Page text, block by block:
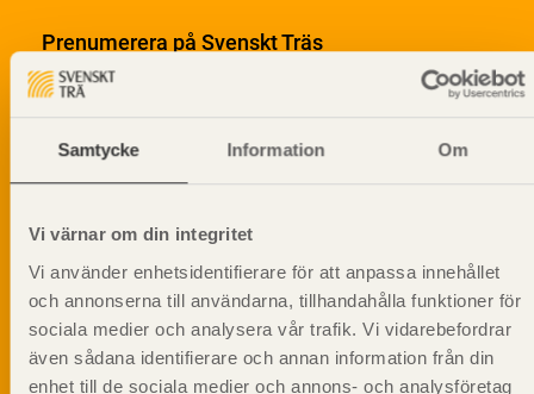
Samtycke Information Om
Vi värnar om din integritet
Vi använder enhetsidentifierare för att anpassa innehållet
och annonserna till användarna, tillhandahålla funktioner för
sociala medier och analysera vår trafik. Vi vidarebefordrar
även sådana identifierare och annan information från din
enhet till de sociala medier och annons- och analysföretag
Prenumerera på Svenskt Träs
informationsutskick!